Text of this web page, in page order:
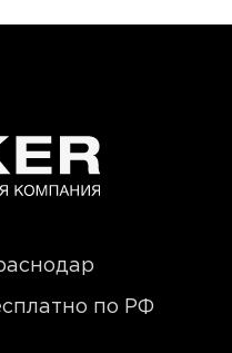
по РФ